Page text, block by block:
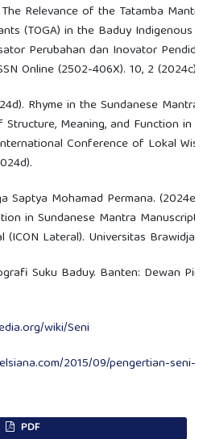
The Relevance of the Tatamba
(TOGA) in the Baduy Indigenous
Perubahan dan Inovator
Online (2502-406X). 10, 2
Rhyme in the Sundanese
Meaning, and Function in
Conference of Lokal
Saptya Mohamad Permana.
in Sundanese Mantra
Lateral). Universitas
Suku Baduy. Banten: Dewan
wiki/Seni
2015/09/pengertian-seni-
PDF